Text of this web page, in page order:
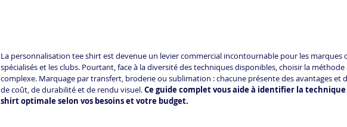
La personnalisation tee shirt est devenue un levier commercial incontournable pour les marques
spécialisés et les clubs. Pourtant, face à la diversité des techniques disponibles, choisir la
complexe. Marquage par transfert, broderie ou sublimation : chacune présente des avantages et
de coût, de durabilité et de rendu visuel. Ce guide complet vous aide à identifier la
shirt optimale selon vos besoins et votre budget.